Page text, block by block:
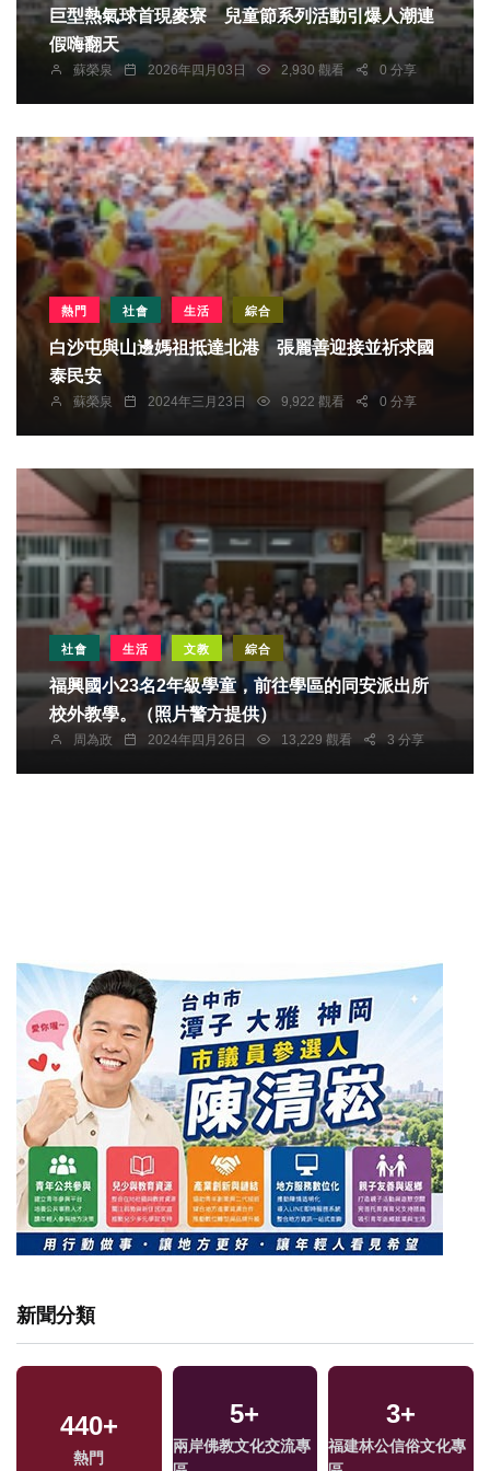
巨型熱氣球首現麥寮 兒童節系列活動引爆人潮連
假嗨翻天
蘇榮泉 2026年四月03日 2,930 觀看 0 分享
熱門 社會 生活 綜合
白沙屯與山邊媽祖抵達北港 張麗善迎接並祈求國
泰民安
蘇榮泉 2024年三月23日 9,922 觀看 0 分享
社會 生活 文教 綜合
福興國小23名2年級學童，前往學區的同安派出所
校外教學。（照片警方提供）
周為政 2024年四月26日 13,229 觀看 3 分享
新聞分類
440+
熱門
5+
兩岸佛教文化交流專
3+
福建林公信俗文化專